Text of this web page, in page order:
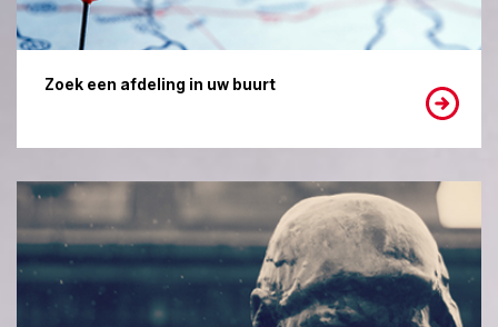
Zoek een afdeling in uw buurt